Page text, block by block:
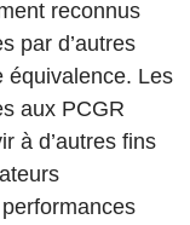
reconnus
par d’autres
équivalence. Les
aux PCGR
à d’autres fins